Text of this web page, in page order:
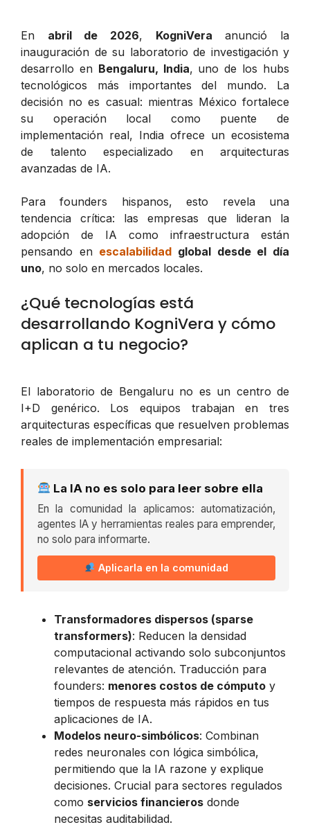
En abril de 2026, KogniVera anunció la
inauguración de su laboratorio de investigación y
desarrollo en Bengaluru, India, uno de los hubs
tecnológicos más importantes del mundo. La
decisión no es casual: mientras México fortalece
su operación local como puente de
implementación real, India ofrece un ecosistema
de talento especializado en arquitecturas
avanzadas de IA.
Para founders hispanos, esto revela una
tendencia crítica: las empresas que lideran la
adopción de IA como infraestructura están
pensando en escalabilidad global desde el día
uno, no solo en mercados locales.
¿Qué tecnologías está
desarrollando KogniVera y cómo
aplican a tu negocio?
El laboratorio de Bengaluru no es un centro de
I+D genérico. Los equipos trabajan en tres
arquitecturas específicas que resuelven problemas
reales de implementación empresarial:
La IA no es solo para leer sobre ella
En la comunidad la aplicamos: automatización,
agentes IA y herramientas reales para emprender,
no solo para informarte.
Aplicarla en la comunidad
Transformadores dispersos (sparse
transformers): Reducen la densidad
computacional activando solo subconjuntos
relevantes de atención. Traducción para
founders: menores costos de cómputo y
tiempos de respuesta más rápidos en tus
aplicaciones de IA.
Modelos neuro-simbólicos: Combinan
redes neuronales con lógica simbólica,
permitiendo que la IA razone y explique
decisiones. Crucial para sectores regulados
como servicios financieros donde
necesitas auditabilidad.